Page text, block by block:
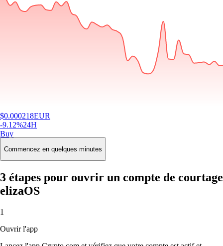
$0.000218EUR
-9.12%24H
Buy
Commencez en quelques minutes
3 étapes pour ouvrir un compte de courtage
elizaOS
1
Ouvrir l'app